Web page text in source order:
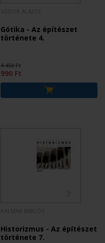
Gótika - Az építészet
története 4.
4 450 Ft
990 Ft
Historizmus - Az építészet
története 7.